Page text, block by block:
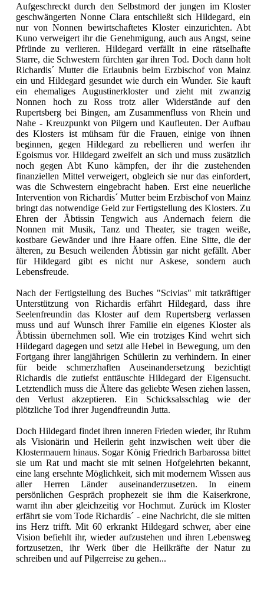
Aufgeschreckt durch den Selbstmord der jungen im Kloster
geschwängerten Nonne Clara entschließt sich Hildegard, ein
nur von Nonnen bewirtschaftetes Kloster einzurichten. Abt
Kuno verweigert ihr die Genehmigung, auch aus Angst, seine
Pfründe zu verlieren. Hildegard verfällt in eine rätselhafte
Starre, die Schwestern fürchten gar ihren Tod. Doch dann holt
Richardis´ Mutter die Erlaubnis beim Erzbischof von Mainz
ein und Hildegard gesundet wie durch ein Wunder. Sie kauft
ein ehemaliges Augustinerkloster und zieht mit zwanzig
Nonnen hoch zu Ross trotz aller Widerstände auf den
Rupertsberg bei Bingen, am Zusammenfluss von Rhein und
Nahe - Kreuzpunkt von Pilgern und Kaufleuten. Der Aufbau
des Klosters ist mühsam für die Frauen, einige von ihnen
beginnen, gegen Hildegard zu rebellieren und werfen ihr
Egoismus vor. Hildegard zweifelt an sich und muss zusätzlich
noch gegen Abt Kuno kämpfen, der ihr die zustehenden
finanziellen Mittel verweigert, obgleich sie nur das einfordert,
was die Schwestern eingebracht haben. Erst eine neuerliche
Intervention von Richardis´ Mutter beim Erzbischof von Mainz
bringt das notwendige Geld zur Fertigstellung des Klosters. Zu
Ehren der Äbtissin Tengwich aus Andernach feiern die
Nonnen mit Musik, Tanz und Theater, sie tragen weiße,
kostbare Gewänder und ihre Haare offen. Eine Sitte, die der
älteren, zu Besuch weilenden Äbtissin gar nicht gefällt. Aber
für Hildegard gibt es nicht nur Askese, sondern auch
Lebensfreude.
Nach der Fertigstellung des Buches "Scivias" mit tatkräftiger
Unterstützung von Richardis erfährt Hildegard, dass ihre
Seelenfreundin das Kloster auf dem Rupertsberg verlassen
muss und auf Wunsch ihrer Familie ein eigenes Kloster als
Äbtissin übernehmen soll. Wie ein trotziges Kind wehrt sich
Hildegard dagegen und setzt alle Hebel in Bewegung, um den
Fortgang ihrer langjährigen Schülerin zu verhindern. In einer
für beide schmerzhaften Auseinandersetzung bezichtigt
Richardis die zutiefst enttäuschte Hildegard der Eigensucht.
Letztendlich muss die Ältere das geliebte Wesen ziehen lassen,
den Verlust akzeptieren. Ein Schicksalsschlag wie der
plötzliche Tod ihrer Jugendfreundin Jutta.
Doch Hildegard findet ihren inneren Frieden wieder, ihr Ruhm
als Visionärin und Heilerin geht inzwischen weit über die
Klostermauern hinaus. Sogar König Friedrich Barbarossa bittet
sie um Rat und macht sie mit seinen Hofgelehrten bekannt,
eine lang ersehnte Möglichkeit, sich mit modernem Wissen aus
aller Herren Länder auseinanderzusetzen. In einem
persönlichen Gespräch prophezeit sie ihm die Kaiserkrone,
warnt ihn aber gleichzeitig vor Hochmut. Zurück im Kloster
erfährt sie vom Tode Richardis´ - eine Nachricht, die sie mitten
ins Herz trifft. Mit 60 erkrankt Hildegard schwer, aber eine
Vision befiehlt ihr, wieder aufzustehen und ihren Lebensweg
fortzusetzen, ihr Werk über die Heilkräfte der Natur zu
schreiben und auf Pilgerreise zu gehen...